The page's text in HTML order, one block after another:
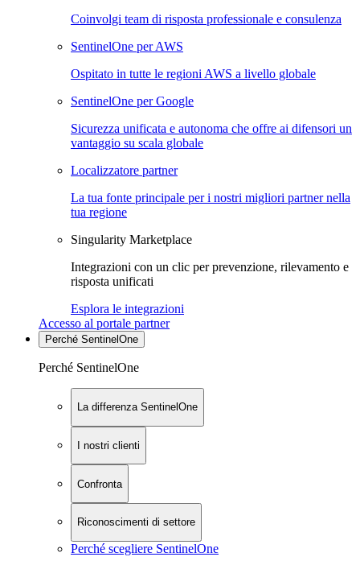
Coinvolgi team di risposta professionale e consulenza
SentinelOne per AWS
Ospitato in tutte le regioni AWS a livello globale
SentinelOne per Google
Sicurezza unificata e autonoma che offre ai difensori un
vantaggio su scala globale
Localizzatore partner
La tua fonte principale per i nostri migliori partner nella
tua regione
Singularity Marketplace
Integrazioni con un clic per prevenzione, rilevamento e
risposta unificati
Esplora le integrazioni
Accesso al portale partner
Perché SentinelOne
Perché SentinelOne
La differenza SentinelOne
I nostri clienti
Confronta
Riconoscimenti di settore
Perché scegliere SentinelOne